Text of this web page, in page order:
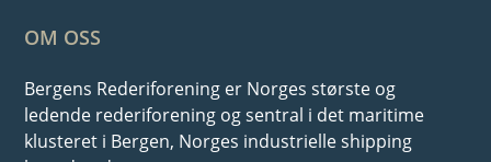
OM OSS
Bergens Rederiforening er Norges største og
ledende rederiforening og sentral i det maritime
klusteret i Bergen, Norges industrielle shipping